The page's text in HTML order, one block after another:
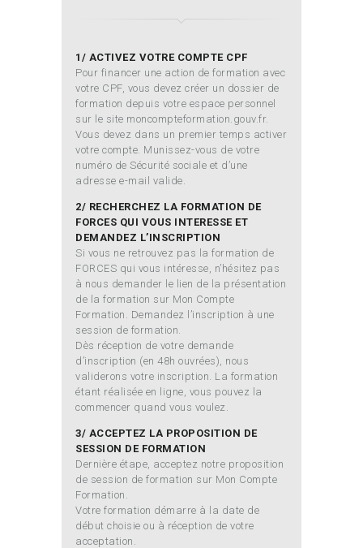
1/ ACTIVEZ VOTRE COMPTE CPF
Pour financer une action de formation avec
votre CPF, vous devez créer un dossier de
formation depuis votre espace personnel
sur le site moncompteformation.gouv.fr.
Vous devez dans un premier temps activer
votre compte. Munissez-vous de votre
numéro de Sécurité sociale et d’une
adresse e-mail valide.
2/ RECHERCHEZ LA FORMATION DE
FORCES QUI VOUS INTERESSE ET
DEMANDEZ L’INSCRIPTION
Si vous ne retrouvez pas la formation de
FORCES qui vous intéresse, n’hésitez pas
à nous demander le lien de la présentation
de la formation sur Mon Compte
Formation. Demandez l’inscription à une
session de formation.
Dès réception de votre demande
d’inscription (en 48h ouvrées), nous
validerons votre inscription. La formation
étant réalisée en ligne, vous pouvez la
commencer quand vous voulez.
3/ ACCEPTEZ LA PROPOSITION DE
SESSION DE FORMATION
Dernière étape, acceptez notre proposition
de session de formation sur Mon Compte
Formation.
Votre formation démarre à la date de
début choisie ou à réception de votre
acceptation.